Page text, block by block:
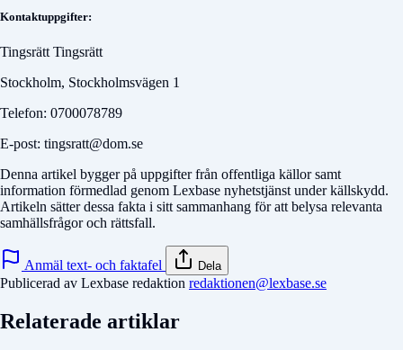
Kontaktuppgifter:
Tingsrätt Tingsrätt
Stockholm, Stockholmsvägen 1
Telefon: 0700078789
E-post: tingsratt@dom.se
Denna artikel bygger på uppgifter från offentliga källor samt
information förmedlad genom Lexbase nyhetstjänst under källskydd.
Artikeln sätter dessa fakta i sitt sammanhang för att belysa relevanta
samhällsfrågor och rättsfall.
Anmäl text- och faktafel Dela
Publicerad av Lexbase redaktion redaktionen@lexbase.se
Relaterade artiklar